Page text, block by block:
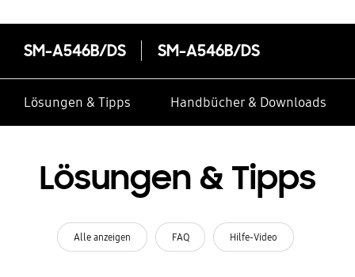
SM-A546B/DS SM-A546B/DS
Lösungen & Tipps Handbücher & Downloads
Lösungen & Tipps
Alle anzeigen FAQ Hilfe-Video